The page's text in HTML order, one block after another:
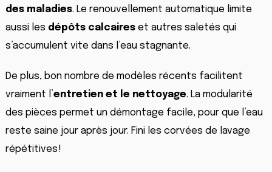
des maladies. Le renouvellement automatique limite
aussi les dépôts calcaireset autres saletés qui
s’accumulent vite dans l’eau stagnante.
De plus, bon nombre de modèles récents facilitent
vraiment l’entretien et le nettoyage. La modularité
des pièces permet un démontage facile, pour que l’eau
reste saine jour après jour. Fini les corvées de lavage
répétitives !